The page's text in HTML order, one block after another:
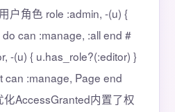
户角色 role :admin, -(u) {
can :manage, :all end #
-(u) { u.has_role?(:editor) }
can :manage, Page end
AccessGranted内置了权